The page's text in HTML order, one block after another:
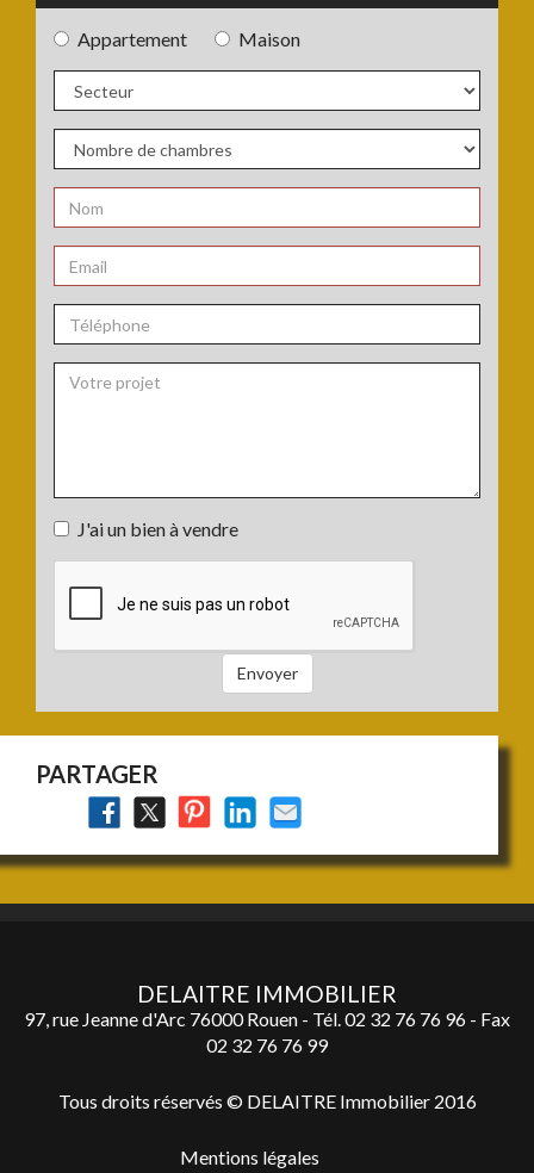
Appartement
Maison
Type
de
bien
Secteur
Nombre
de
chambres
Nom
*
Email
*
Téléphone
projet
:
J'ai un bien à vendre
un
Envoyer
PARTAGER
DELAITRE IMMOBILIER
97, rue Jeanne d'Arc 76000 Rouen - Tél.02 32 76 76 96 - Fax
02 32 76 76 99
Tous droits réservés © DELAITRE Immobilier 2016
Mentions légales